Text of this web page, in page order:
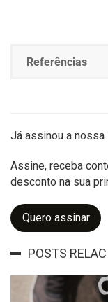
Referências
Já assinou a
Assine, receba
desconto na sua
Quero assinar
POSTS